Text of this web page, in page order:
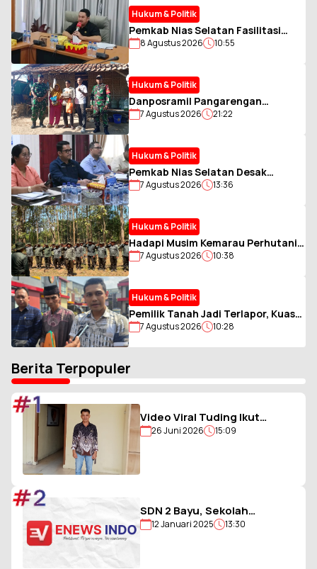
Hukum & Politik
Pemkab Nias Selatan Fasilitasi
Pengumpulan Zakat ASN Muslim,
8 Agustus 2026 10:55
Hukum & Politik
Danposramil Pangarengan
Gandeng AWAS Salurkan Bantuan
7 Agustus 2026 21:22
Hukum & Politik
Pemkab Nias Selatan Desak
Tambahan Kuota LPG 3 Kg, Soroti
Aktivitas Warga
7 Agustus 2026 13:36
Hukum & Politik
Hadapi Musim Kemarau Perhutani
Bondowoso Gelar Simulasi
7 Agustus 2026 10:38
Hukum & Politik
Pemilik Tanah Jadi Terlapor, Kuasa
Hukum Minta Pembuktian Akta Jual
7 Agustus 2026 10:28
Berita Terpopuler
Video Viral Tuding Ikut
Memukul, Kades
26 Juni 2026 15:09
#1
SDN 2 Bayu, Sekolah
Berjargon Guru 5G yang
12 Januari 2025 13:30
#2